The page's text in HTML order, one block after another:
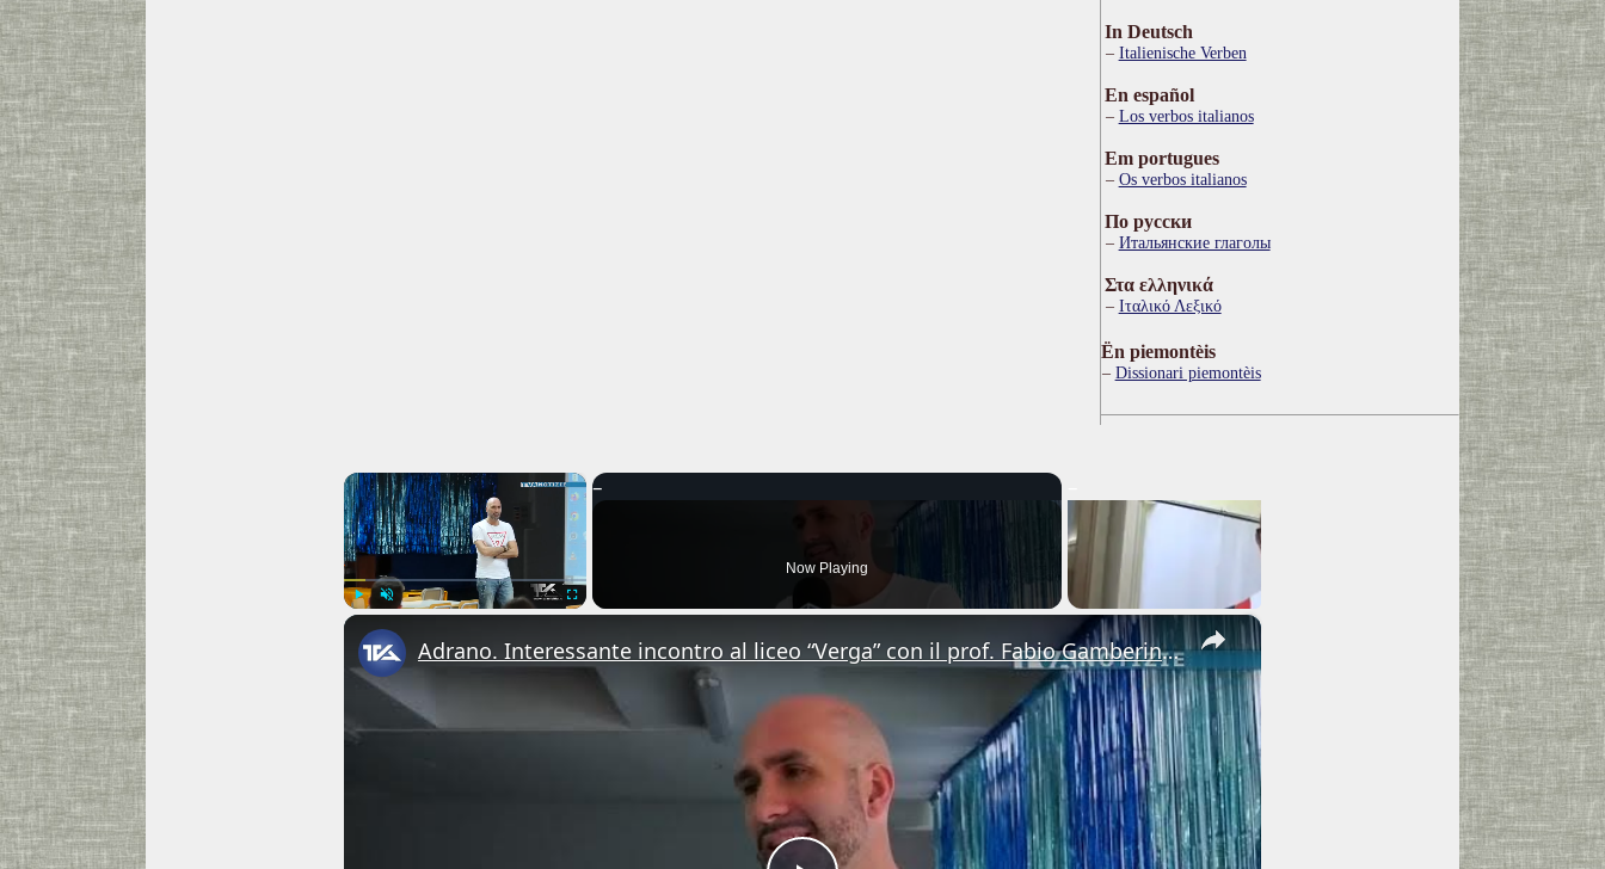
In Deutsch
Italienische Verben
En español
Los verbos italianos
Em portugues
Os verbos italianos
По русски
Итальянские глаголы
Στα ελληνικά
Ιταλικό Λεξικό
Ën piemontèis
Dissionari piemontèis
×
Now Playing
×
Adrano. Interessante incontro al liceo “Verga” con il prof. Fabio Gamberini. Studenti del Linguistic